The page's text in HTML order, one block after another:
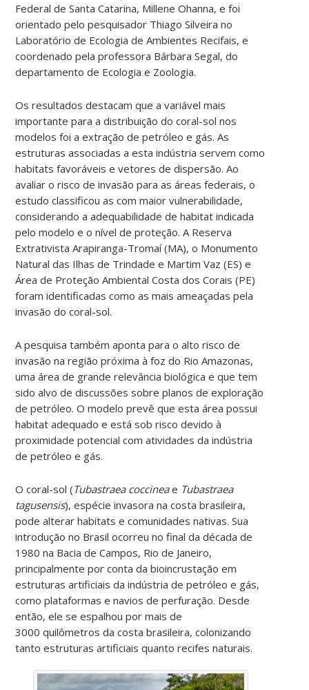
Federal de Santa Catarina, Millene Ohanna, e foi
orientado pelo pesquisador Thiago Silveira no
Laboratório de Ecologia de Ambientes Recifais, e
coordenado pela professora Bárbara Segal, do
departamento de Ecologia e Zoologia.
Os resultados destacam que a variável mais
importante para a distribuição do coral-sol nos
modelos foi a extração de petróleo e gás. As
estruturas associadas a esta indústria servem como
habitats favoráveis e vetores de dispersão. Ao
avaliar o risco de invasão para as áreas federais, o
estudo classificou as com maior vulnerabilidade,
considerando a adequabilidade de habitat indicada
pelo modelo e o nível de proteção. A Reserva
Extrativista Arapiranga-Tromaí (MA), o Monumento
Natural das Ilhas de Trindade e Martim Vaz (ES) e
Área de Proteção Ambiental Costa dos Corais (PE)
foram identificadas como as mais ameaçadas pela
invasão do coral-sol.
A pesquisa também aponta para o alto risco de
invasão na região próxima à foz do Rio Amazonas,
uma área de grande relevância biológica e que tem
sido alvo de discussões sobre planos de exploração
de petróleo. O modelo prevê que esta área possui
habitat adequado e está sob risco devido à
proximidade potencial com atividades da indústria
de petróleo e gás.
O coral-sol (Tubastraea coccineae Tubastraea
tagusensis), espécie invasora na costa brasileira,
pode alterar habitats e comunidades nativas. Sua
introdução no Brasil ocorreu no final da década de
1980 na Bacia de Campos, Rio de Janeiro,
principalmente por conta da bioincrustação em
estruturas artificiais da indústria de petróleo e gás,
como plataformas e navios de perfuração. Desde
então, ele se espalhou por mais de
3000 quilômetros da costa brasileira, colonizando
tanto estruturas artificiais quanto recifes naturais.